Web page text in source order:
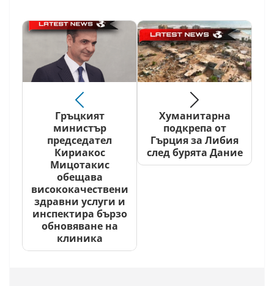
Гръцкият
министър
председател
Кириакос
Мицотакис
обещава
висококачествени
здравни услуги и
инспектира бързо
обновяване на
клиника
Хуманитарна
подкрепа от
Гърция за Либия
след бурята Дание